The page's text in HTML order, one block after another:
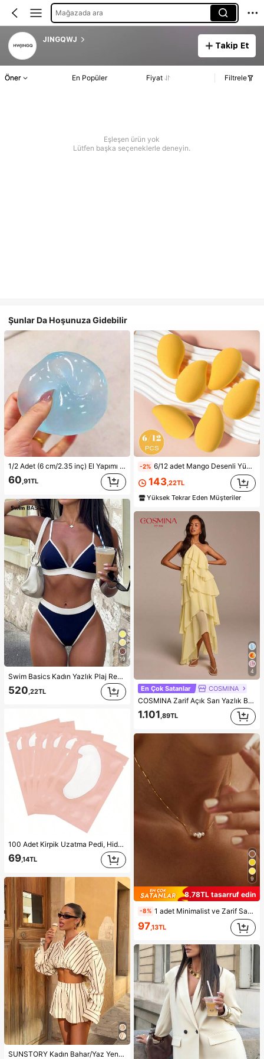
Mağazada ara
JINGQWJ
Takip Et
Öner En Popüler Fiyat Filtrele
Eşleşen ürün yok
Lütfen başka seçeneklerle deneyin.
Şunlar Da Hoşunuza Gidebilir
1/2 Adet (6 cm/2.35 inç) El Yapımı Yavaş Geri Esneyen Mavi/Pembe Yumuşak Sıkma Topu, Stres Azaltıcı Oyuncak, 6 cm Yuvarlak, İdeal Tatil Hediyesi, Sevimli ve Eğlenceli Hediye, Doğum Günü Hediyesi, Paskalya Hediyesi, Cadılar Bayramı Hediyesi, Noel Hediyesi, Parti Hediyesi, Sıkma Oyuncağı, Gizemli Mantı Sıkma Oyuncağı, Tatil Partisi Hediyesi (Buz Satın Almayın, Lütfen Sipariş Vermeden Önce Görseldeki Metin ve Boyut Bilgilerini Onaylayın)
60,91TL
19
Swim Basics Kadın Yazlık Plaj Renk Bloklu Seksi Moda Bikini İki Parça Mayo Seti
520 ,22TL
100 Adet Kirpik Uzatma Pedi, Hidrojel Kirpik Yaması, Havsız Göz Bölgesi Jel Pedleri, Güzellik Aleti, Kirpik Sanatçısı
69,14TL
SUNSTORY Kadın Bahar/Yaz Yeni Bohem Vintage Çizgili 2 Parça Set, Düğmeli Çizgili Gömlek + Çizgili Mini Etek, Zarif Günlük Stil, Tatil, Günlük Çıkışlar, Ofis İşe Gidiş, Öğretmen Ofisi, Öğretmenler Günü Kombini, Şükran Günü, Müzik Festivali, Okula Dönüş, Parti, Sokak Stili, Havalimanı Seyahati, Yaz Tatili, Plaj Çıkışları İçin Uygun
-2% 6/12 adet Mango Desenli Yüksek Esneklikli Makyaj Süngeri - Lateks İçermeyen Malzeme, Yumuşak ve Cilt Dostu, Kusursuz Makyaj İçin Mükemmel, Uygun Fiyatlı, Makyaj, Oda Dekorasyonu, Makyaj Masası, Seyahat, Yatak Odası ve Daha Fazlası İçin Uygun, İdeal Makyaj Aksesuarı. Ürün Etiketleri: Makyaj Süngeri, Pudra Süngeri, Uygun Fiyatlı, Noel Hediyesi, Kozmetik, Makyaj Aletleri, Ucuz ve Kaliteli, Hediye, Kadın Hediyesi, Noel Hediyesi, Hediye Çekleri, Seyahat, Ucuz Eşyalar, Seyahat Gereçleri
143,22TL
Yüksek Tekrar Eden Müşteriler
4
En Çok Satanlar COSMINA
COSMINA Zarif Açık Sarı Yazlık Boyundan Bağlamalı Fırfır Etekli Maxi Elbise, Düz Renk Katlı Şifon Asimetrik Uzun Elbise, Düğün Konuğu Randevu ve Gündüz Partisi Elbisesi
1.101,89TL
9
8,78TL tasarruf edin
-8% 1 adet Minimalist ve Zarif Sahte İnci Kolye, Kadınların Günlük Giyimine Uygun
97,13TL